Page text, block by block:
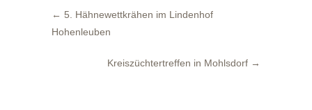
← 5. Hähnewettkrähen im Lindenhof
Hohenleuben
Kreiszüchtertreffen in Mohlsdorf →